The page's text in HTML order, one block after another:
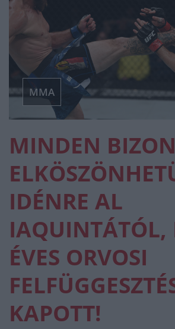
MMA
MINDEN
IDÉNRE AL
IAQUINTÁTÓL,
ÉVES ORVOSI
KAPOTT!